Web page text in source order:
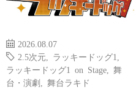
2026.08.07
2.5次元
ラッキードッグ1
ラッキードッグ1 on Stage
舞
台・演劇
舞台ラキド